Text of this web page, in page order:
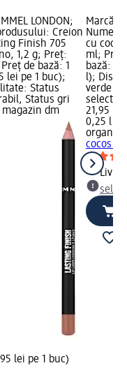
LONDON;
Creion
Finish 705
1,2 g; Preț:
de bază: 1
lei pe 1 buc);
Status
Status gri
dm
lei pe 1 buc)
Marcă:
Numele
cu
ml;
bază:
l);
verde
21,95 lei
0,25 l
organic
cocos